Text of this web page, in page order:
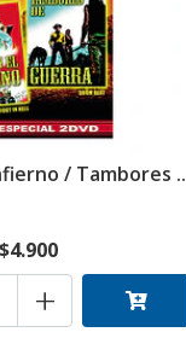
/ Tambores ..
$4.900
+